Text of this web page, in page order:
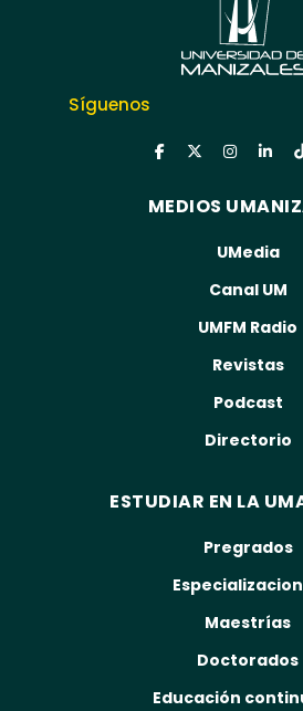
Síguenos
MEDIOS
UMedia
Canal UM
UMFM Radio
Revistas
Podcast
Directorio
ESTUDIAR EN LA
Pregrados
Maestrías
Doctorados
Educación